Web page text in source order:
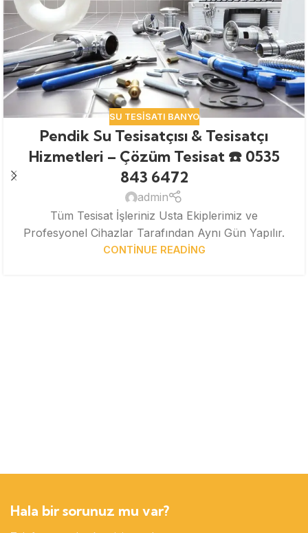
SU TESISATI BANYO
Pendik Su Tesisatçısı & Tesisatçı
Hizmetleri – Çözüm Tesisat ☎️ 0535
843 6472
admin
Tüm Tesisat İşleriniz Usta Ekiplerimiz ve
Profesyonel Cihazlar Tarafından Aynı Gün Yapılır.
CONTINUE READING
Hala bir sorunuz mu var?